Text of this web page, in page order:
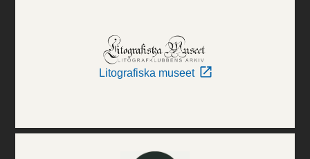
Litografiska museet